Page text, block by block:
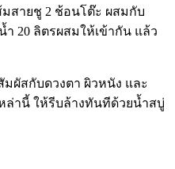
สายชู 2 ช้อนโต๊ะ ผสมกับ
ำ 20 ลิตรผสมให้เข้ากัน แล้ว
ผัสกับดวงตา ผิวหนัง และ
ล่านี้ ให้รีบล้างทันทีด้วยน้ำสบู่